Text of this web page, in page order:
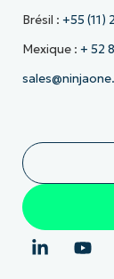
Brésil : +55 (11)
Mexique : + 52